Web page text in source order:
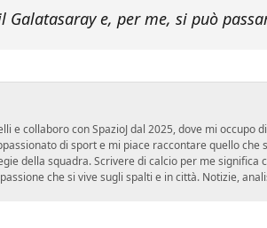
Galatasaray e, per me, si può
e collaboro con SpazioJ dal 2025, dove mi
di sport e mi piace raccontare quello
della squadra. Scrivere di calcio per me
che si vive sugli spalti e in città. Notizie,